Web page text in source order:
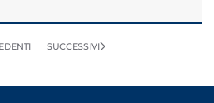
SUCCESSIVI